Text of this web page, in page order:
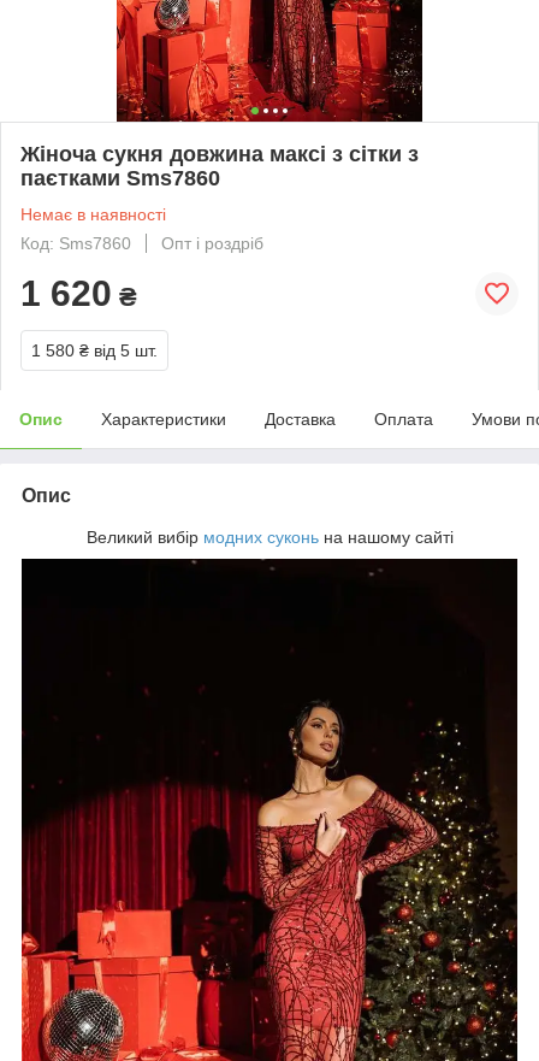
Жіноча сукня довжина максі з сітки з
паєтками Sms7860
Немає в наявності
Код: Sms7860
Опт і роздріб
1 620 ₴
1 580 ₴ від 5 шт.
Опис Характеристики Доставка Оплата Умови
Опис
Великий вибір модних суконьна нашому сайті